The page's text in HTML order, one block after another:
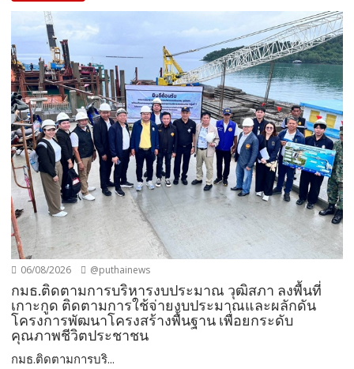
06/08/2026 @puthainews
กมธ.ติดตามการบริหารงบประมาณ วุฒิสภา ลงพื้นที่
เกาะกูด ติดตามการใช้จ่ายงบประมาณและผลักดัน
โครงการพัฒนาโครงสร้างพื้นฐาน เพื่อยกระดับ
คุณภาพชีวิตประชาชน
กมธ.ติดตามการบริ...